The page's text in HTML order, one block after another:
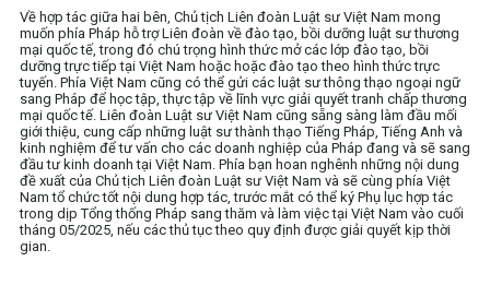
Về hợp tác giữa hai bên, Chủ tịch Liên đoàn Luật sư Việt Nam mong
muốn phía Pháp hỗ trợ Liên đoàn về đào tạo, bồi dưỡng luật sư thương
mại quốc tế, trong đó chú trọng hình thức mở các lớp đào tạo, bồi
dưỡng trực tiếp tại Việt Nam hoặc hoặc đào tạo theo hình thức trực
tuyến. Phía Việt Nam cũng có thể gửi các luật sư thông thạo ngoại ngữ
sang Pháp để học tập, thực tập về lĩnh vực giải quyết tranh chấp thương
mại quốc tế. Liên đoàn Luật sư Việt Nam cũng sẵng sàng làm đầu mối
giới thiệu, cung cấp những luật sư thành thạo Tiếng Pháp, Tiếng Anh và
kinh nghiệm để tư vấn cho các doanh nghiệp của Pháp đang và sẽ sang
đầu tư kinh doanh tại Việt Nam. Phía bạn hoan nghênh những nội dung
đề xuất của Chủ tịch Liên đoàn Luật sư Việt Nam và sẽ cùng phía Việt
Nam tổ chức tốt nội dung hợp tác, trước mắt có thể ký Phụ lục hợp tác
trong dịp Tổng thống Pháp sang thăm và làm việc tại Việt Nam vào cuối
tháng 05/2025, nếu các thủ tục theo quy định được giải quyết kịp thời
gian.